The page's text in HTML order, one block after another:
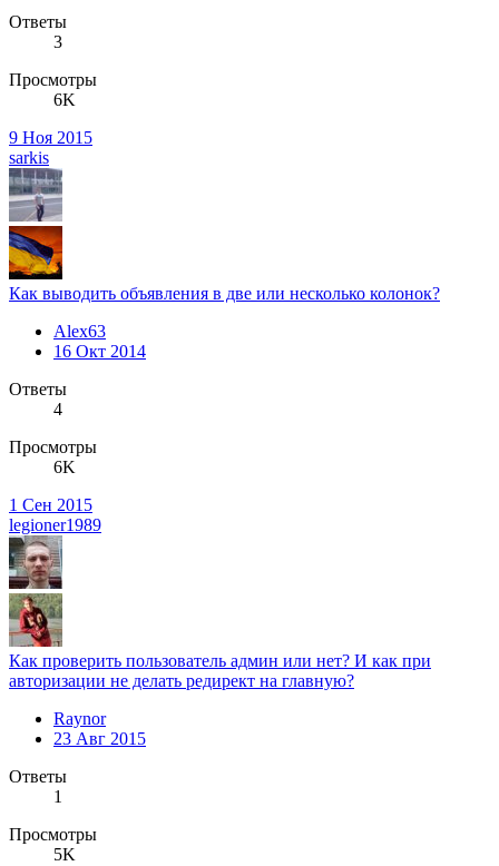
Ответы
3
Просмотры
6K
9 Ноя 2015
sarkis
Как выводить объявления в две или несколько колонок?
Alex63
16 Окт 2014
Ответы
4
Просмотры
6K
1 Сен 2015
legioner1989
Как проверить пользователь админ или нет? И как при
авторизации не делать редирект на главную?
Raynor
23 Авг 2015
Ответы
1
Просмотры
5K